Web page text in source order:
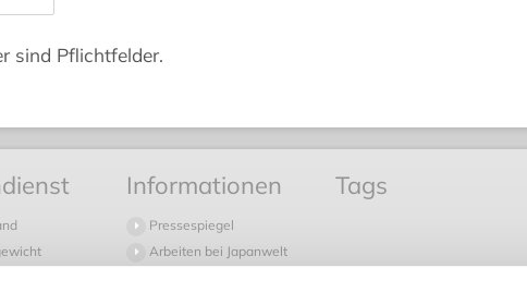
sind Pflichtfelder.
Informationen
Pressespiegel
Arbeiten bei Japanwelt
Tags